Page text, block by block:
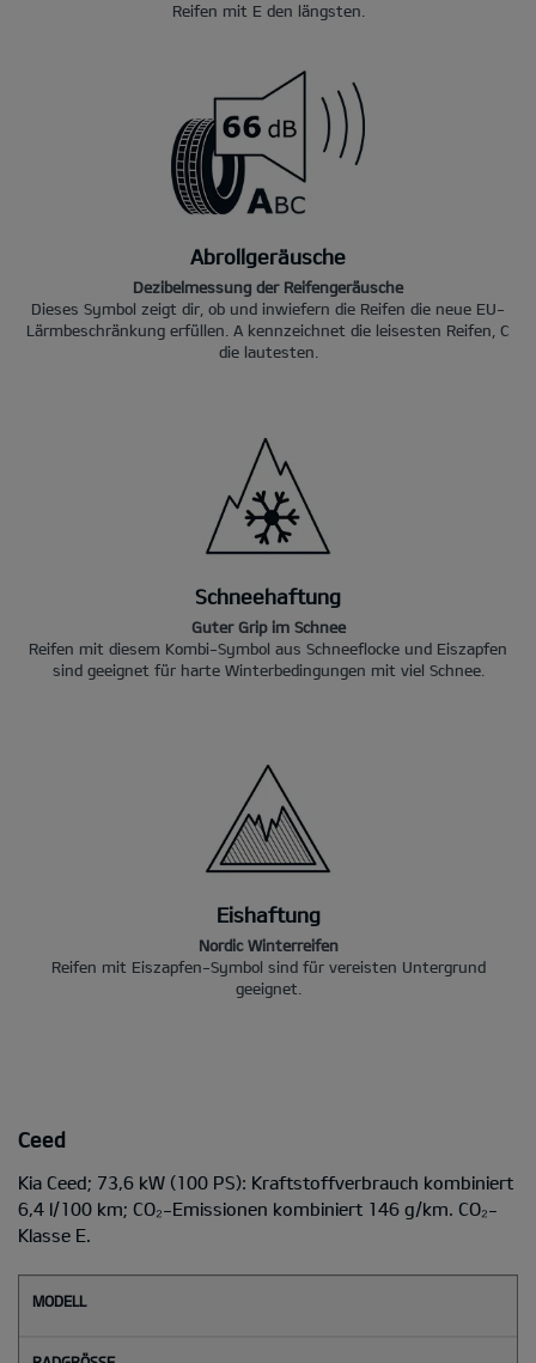
Reifen mit E den längsten.
Abrollgeräusche
Dezibelmessung der Reifengeräusche
Dieses Symbol zeigt dir, ob und inwiefern die Reifen die neue EU-
Lärmbeschränkung erfüllen. A kennzeichnet die leisesten Reifen, C
die lautesten.
Schneehaftung
Guter Grip im Schnee
Reifen mit diesem Kombi-Symbol aus Schneeflocke und Eiszapfen
sind geeignet für harte Winterbedingungen mit viel Schnee.
Eishaftung
Nordic Winterreifen
Reifen mit Eiszapfen-Symbol sind für vereisten Untergrund
geeignet.
Ceed
Kia Ceed; 73,6 kW (100 PS): Kraftstoffverbrauch kombiniert
6,4 l/100 km; CO₂-Emissionen kombiniert 146 g/km. CO₂-
Klasse E.
M
d